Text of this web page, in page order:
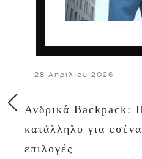
28 Απριλίου 2026
Ανδρικά Backpack:
κατάλληλο για
επιλογές